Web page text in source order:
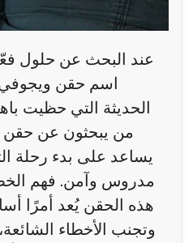
عند البحث عن حلول
اسم حقن ويجوفي
الحديثة التي حظيت
من يبحثون عن
يساعد على بدء رحلة
مدروس وآمن. فهم
هذه الحقن يُعد أمرًا
وتجنب الأخطاء